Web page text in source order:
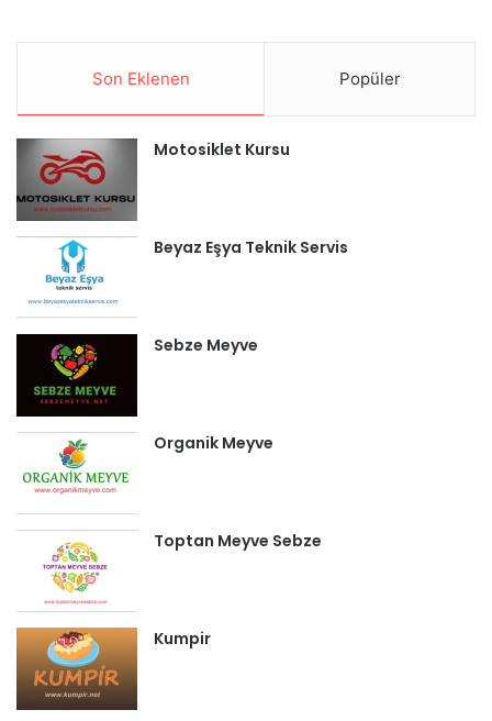
Son Eklenen Popüler
Motosiklet Kursu
Beyaz Eşya Teknik Servis
Sebze Meyve
Organik Meyve
Toptan Meyve Sebze
Kumpir